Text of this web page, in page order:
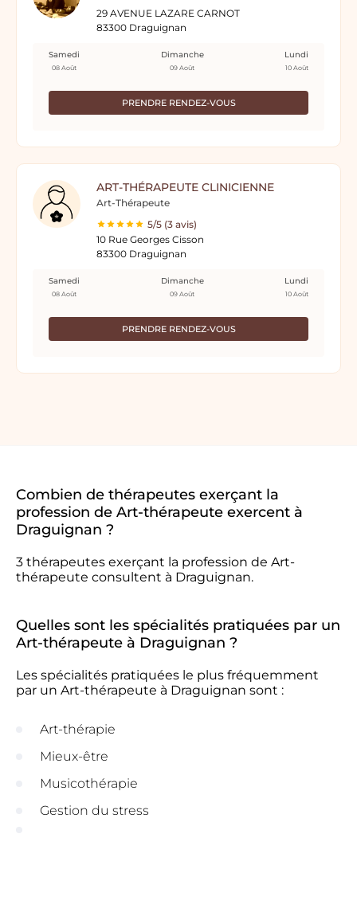
29 AVENUE LAZARE CARNOT
83300 Draguignan
PRENDRE RENDEZ-VOUS
Samedi
08 Août
Dimanche
09 Août
Lundi
10 Août
ART-THÉRAPEUTE CLINICIENNE
Art-Thérapeute
5/5 (3 avis)
10 Rue Georges Cisson
83300 Draguignan
PRENDRE RENDEZ-VOUS
Samedi
08 Août
Dimanche
09 Août
Lundi
10 Août
Combien de thérapeutes exerçant la
profession de Art-thérapeute exercent à
Draguignan ?
3 thérapeutes exerçant la profession de Art-
thérapeute consultent à Draguignan.
Quelles sont les spécialités pratiquées par un
Art-thérapeute à Draguignan ?
Les spécialités pratiquées le plus fréquemment
par un Art-thérapeute à Draguignan sont :
Art-thérapie
Mieux-être
Musicothérapie
Gestion du stress